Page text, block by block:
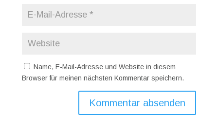
Name, E-Mail-Adresse und Website in diesem
Browser für meinen nächsten Kommentar speichern.